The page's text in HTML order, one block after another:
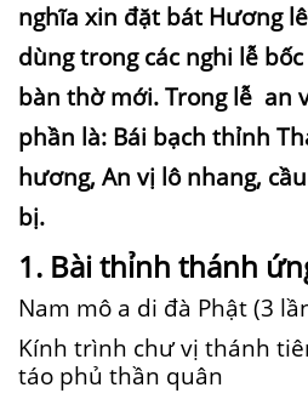
nghĩa xin đặt bát Hương
dùng trong các nghi lễ
bàn thờ mới. Trong lễ an
phần là: Bái bạch thỉnh
hương, An vị lô nhang,
bị.
1. Bài thỉnh thánh
Nam mô a di đà Phật (3
Kính trình chư vị thánh
táo phủ thần quân